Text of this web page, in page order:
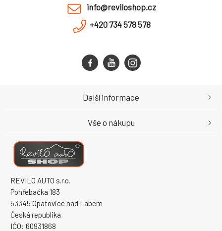
info@reviloshop.cz
+420 734 578 578
REVILO AUTO s.r.o.
Pohřebačka 183
53345 Opatovice nad Labem
Česká republika
IČO: 60931868
Další informace
Vše o nákupu